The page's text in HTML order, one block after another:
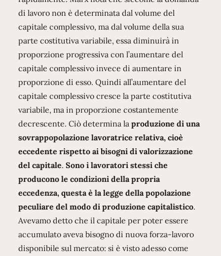
di lavoro non è determinata dal volume del
capitale complessivo, ma dal volume della sua
parte costitutiva variabile, essa diminuirà in
proporzione progressiva con l’aumentare del
capitale complessivo invece di aumentare in
proporzione di esso. Quindi all’aumentare del
capitale complessivo cresce la parte costitutiva
variabile, ma in proporzione costantemente
decrescente. Ciò determina laproduzione di una
sovrappopolazione lavoratrice relativa, cioè
eccedente rispetto ai bisogni di valorizzazione
del capitale.Sono i lavoratori stessi che
producono le condizioni della propria
eccedenza, questa è la legge della popolazione
peculiare del modo di produzione capitalistico.
Avevamo detto che il capitale per poter essere
accumulato aveva bisogno di nuova forza-lavoro
disponibile sul mercato: si è visto adesso come